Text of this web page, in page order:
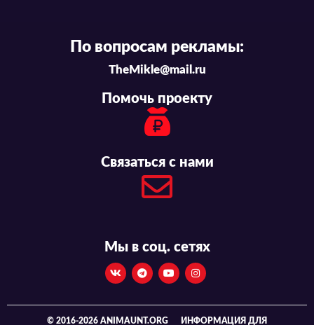
По вопросам рекламы:
TheMikle@mail.ru
Помочь проекту
Связаться с нами
Мы в соц. сетях
© 2016-2026 ANIMAUNT.ORG ИНФОРМАЦИЯ ДЛЯ